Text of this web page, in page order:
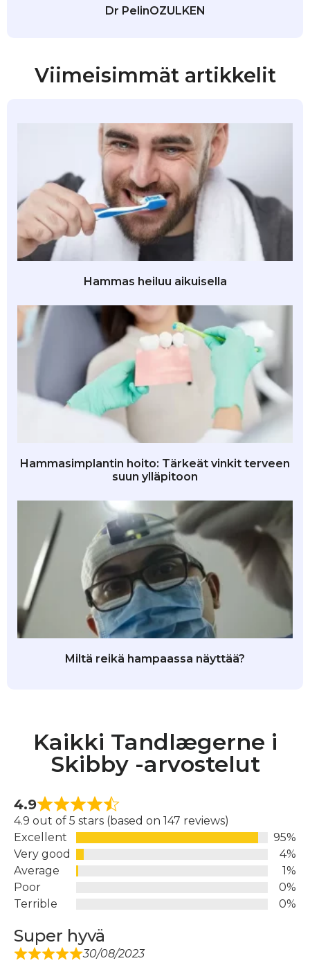
Dr PelinOZULKEN
Viimeisimmät artikkelit
Hammas heiluu aikuisella
Hammasimplantin hoito: Tärkeät vinkit terveen
suun ylläpitoon
Miltä reikä hampaassa näyttää?
Kaikki Tandlægerne i
Skibby -arvostelut
4.9
4.9 out of 5 stars (based on 147 reviews)
Excellent
95%
Very good
4%
Average
1%
Poor
0%
Terrible
0%
Super hyvä
30/08/2023